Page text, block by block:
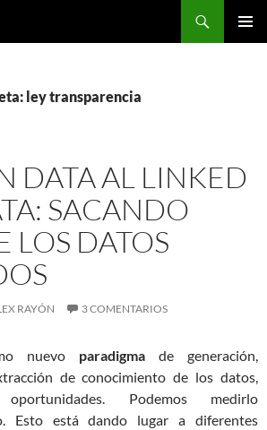
ley transparencia
DATA AL LINKED
SACANDO
LOS DATOS
RAYÓN 3 COMENTARIOS
nuevo paradigma de generación,
de conocimiento de los datos,
Podemos medirlo
Esto está dando lugar a diferentes